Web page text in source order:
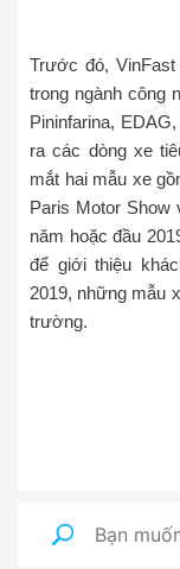
Trước đó,
trong ngành công
Pininfarina,
ra các dòng xe
mắt hai mẫu xe
Paris Motor Show
năm hoặc đầu
để giới thiệu
2019, những mẫu
trường.